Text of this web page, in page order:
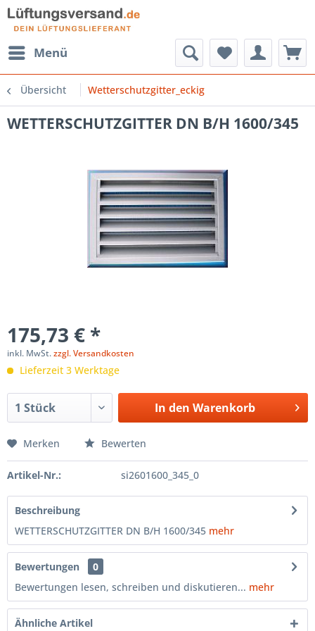
Menü
Übersicht Wetterschutzgitter_eckig
WETTERSCHUTZGITTER DN B/H 1600/345
175,73 € *
inkl. MwSt.zzgl. Versandkosten
Lieferzeit 3 Werktage
In den Warenkorb
Merken Bewerten
Artikel-Nr.: si2601600_345_0
Beschreibung
WETTERSCHUTZGITTER DN B/H 1600/345 mehr
Bewertungen
0
Bewertungen lesen, schreiben und diskutieren... mehr
Ähnliche Artikel